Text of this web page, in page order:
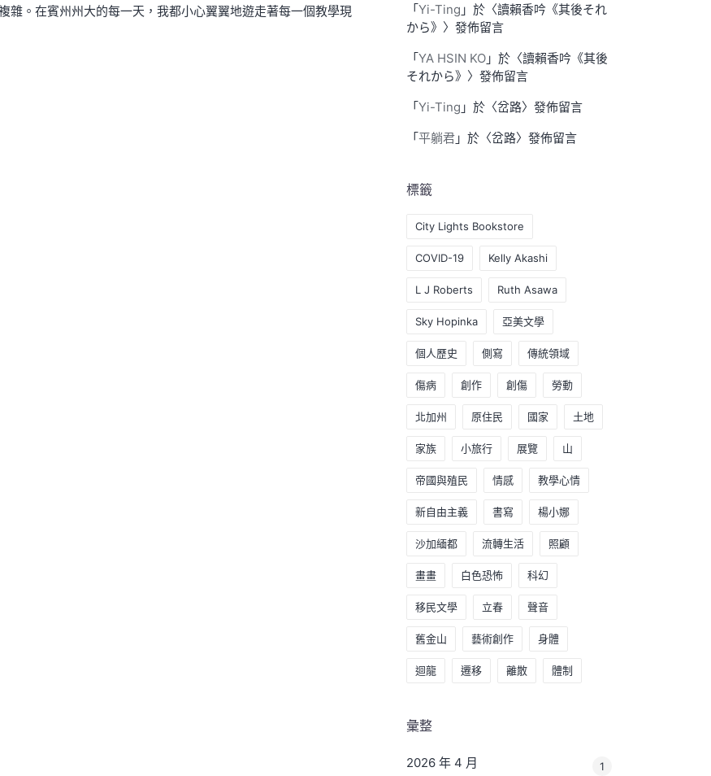
雜。在賓州州大的每一天，我都小心翼翼地遊走著每一個教學現
「 Yi-Ting 」於〈讀賴香吟《其後それ
から》 〉發佈留言
「 YA HSIN KO 」於〈讀賴香吟《其後
それから》 〉發佈留言
「 Yi-Ting 」於〈岔路〉發佈留言
「 平躺君 」於〈岔路〉發佈留言
標籤
City Lights Bookstore
COVID-19 Kelly Akashi
L J Roberts Ruth Asawa
Sky Hopinka 亞美文學
個人歷史 側寫 傳統領域
傷病 創作 創傷 勞動
北加州 原住民 國家 土地
家族 小旅行 展覽 山
帝國與殖民 情感 教學心情
新自由主義 書寫 楊小娜
沙加緬都 流轉生活 照顧
畫畫 白色恐怖 科幻
移民文學 立春 聲音
舊金山 藝術創作 身體
迴龍 遷移 離散 體制
彙整
2026 年 4 月 1